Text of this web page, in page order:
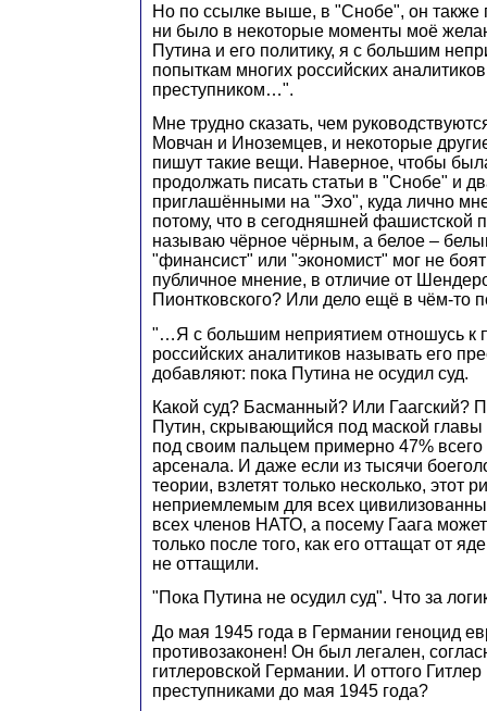
Но по ссылке выше, в "Снобе", он
ни было в некоторые моменты моё
Путина и его политику, я с большим
попыткам многих российских
преступником…".
Мне трудно сказать, чем
Мовчан и Иноземцев, и некоторые
пишут такие вещи. Наверное, чтобы
продолжать писать статьи в "Снобе" и
приглашёнными на "Эхо", куда лично мне
потому, что в сегодняшней фашистской
называю чёрное чёрным, а белое –
"финансист" или "экономист" мог не
публичное мнение, в отличие от
Пионтковского? Или дело ещё в чём-то
"…Я с большим неприятием отношусь к
российских аналитиков называть его
добавляют: пока Путина не осудил суд.
Какой суд? Басманный? Или Гаагский?
Путин, скрывающийся под маской главы
под своим пальцем примерно 47%
арсенала. И даже если из тысячи
теории, взлетят только несколько, этот
неприемлемым для всех
всех членов НАТО, а посему Гаага
только после того, как его оттащат от
не оттащили.
"Пока Путина не осудил суд". Что за
До мая 1945 года в Германии геноцид
противозаконен! Он был легален,
гитлеровской Германии. И оттого
преступниками до мая 1945 года?